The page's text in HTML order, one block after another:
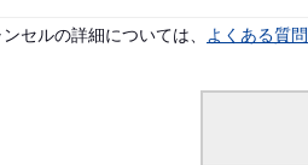
～35歳の方が対象です。
セルの詳細については、 よくある質問